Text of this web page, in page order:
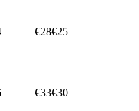
€28€25
€33€30